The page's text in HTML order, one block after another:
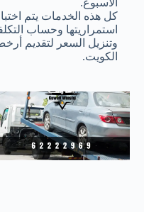
كل هذه الخدمات يتم
استمراريتها وحساب
وتنزيل السعر لتقديم
الكويت.